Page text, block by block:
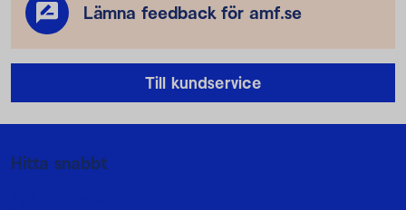
Lämna feedback för amf.se
Till kundservice
Mer information
Hitta snabbt